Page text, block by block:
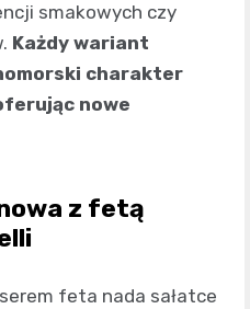
smakowych czy
Każdy wariant
charakter
nowe
z fetą
feta nada sałatce